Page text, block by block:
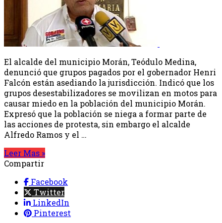
El alcalde del municipio Morán, Teódulo Medina,
denunció que grupos pagados por el gobernador Henri
Falcón están asediando la jurisdicción. Indicó que los
grupos desestabilizadores se movilizan en motos para
causar miedo en la población del municipio Morán.
Expresó que la población se niega a formar parte de
las acciones de protesta, sin embargo el alcalde
Alfredo Ramos y el …
Leer Mas »
Compartir
Facebook
Twitter
LinkedIn
Pinterest